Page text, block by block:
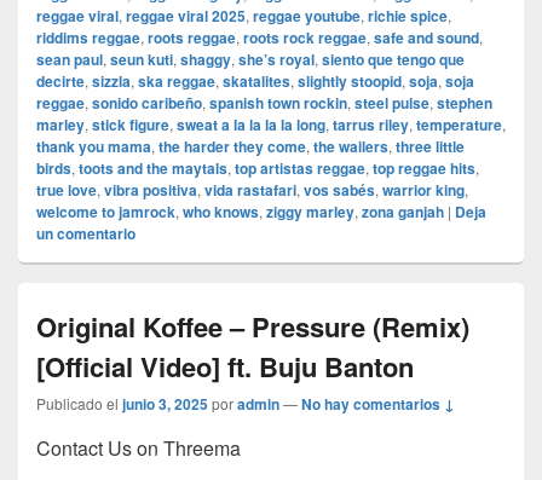
reggae viral, reggae viral 2025, reggae youtube, richie spice,
riddims reggae, roots reggae, roots rock reggae, safe and sound,
sean paul, seun kuti, shaggy, she’s royal, siento que tengo que
decirte, sizzla, ska reggae, skatalites, slightly stoopid, soja, soja
reggae, sonido caribeño, spanish town rockin, steel pulse, stephen
marley, stick figure, sweat a la la la la long, tarrus riley, temperature,
thank you mama, the harder they come, the wailers, three little
birds, toots and the maytals, top artistas reggae, top reggae hits,
true love, vibra positiva, vida rastafari, vos sabés, warrior king,
welcome to jamrock, who knows, ziggy marley, zona ganjah | Deja
un comentario
Original Koffee – Pressure (Remix)
[Official Video] ft. Buju Banton
Publicado el junio 3, 2025poradmin—No hay comentarios ↓
Contact Us on Threema